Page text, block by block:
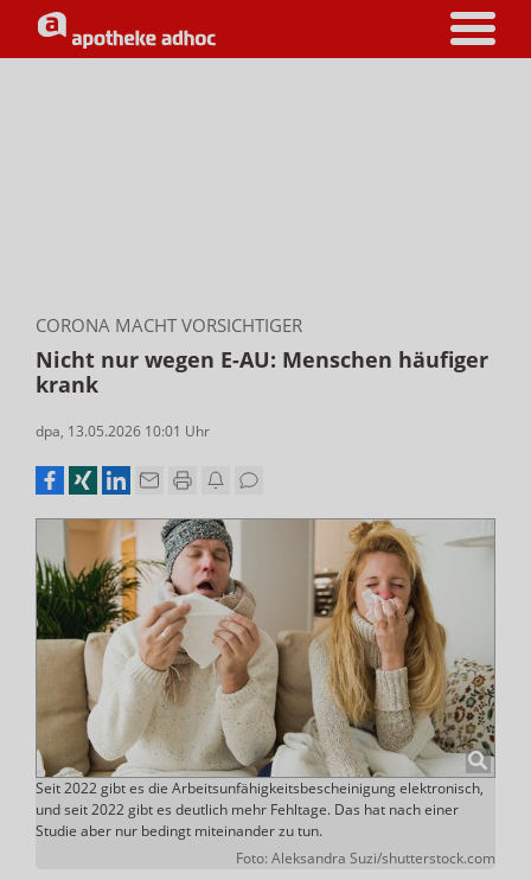
CORONA MACHT VORSICHTIGER
Nicht nur wegen E-AU: Menschen häufiger
krank
dpa, 13.05.2026 10:01 Uhr
Seit 2022 gibt es die Arbeitsunfähigkeitsbescheinigung elektronisch,
und seit 2022 gibt es deutlich mehr Fehltage. Das hat nach einer
Studie aber nur bedingt miteinander zu tun.
Foto: Aleksandra Suzi/shutterstock.com